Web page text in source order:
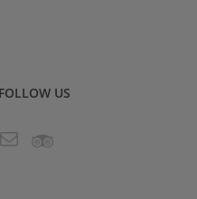
US